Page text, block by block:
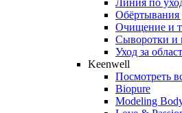
Линия по
Обёртывания
Очищение и
Сыворотки и
Уход за
Keenwell
Посмотреть
Biopure
Modeling